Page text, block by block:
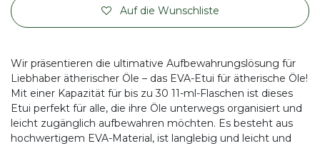
Auf die Wunschliste
Wir präsentieren die ultimative Aufbewahrungslösung für
Liebhaber ätherischer Öle – das EVA-Etui für ätherische Öle!
Mit einer Kapazität für bis zu 30 11-ml-Flaschen ist dieses
Etui perfekt für alle, die ihre Öle unterwegs organisiert und
leicht zugänglich aufbewahren möchten. Es besteht aus
hochwertigem EVA-Material, ist langlebig und leicht und